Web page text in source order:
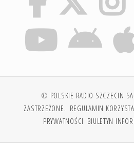
© POLSKIE RADIO SZCZECIN
ZASTRZEŻONE. REGULAMIN
PRYWATNOŚCI BIULETYN